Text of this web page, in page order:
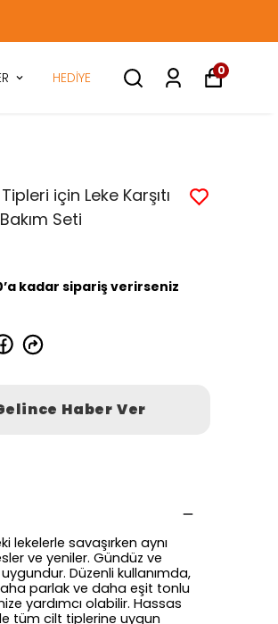
HEDİYE 0
için Leke Karşıtı
Seti
kadar sipariş verirseniz
Haber Ver
lekelerle savaşırken aynı
ve yeniler. Gündüz ve
Düzenli kullanımda,
parlak ve daha eşit tonlu
yardımcı olabilir. Hassas
tüm cilt tiplerine uygun